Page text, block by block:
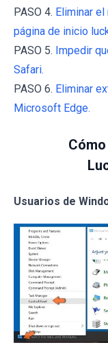
PASO 4. Eliminar
página de inicio
PASO 5. Impedir
Safari.
PASO 6. Eliminar
Microsoft Edge.
Usuarios de